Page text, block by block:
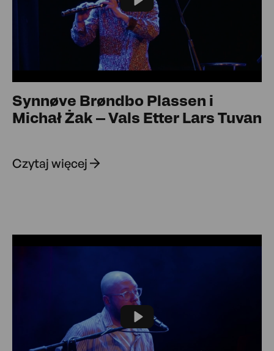
Play
Synnøve Brøndbo Plassen i
Michał Żak – Vals Etter Lars Tuvan
Czytaj więcej
Play